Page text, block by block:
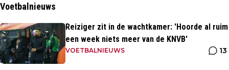
Voetbalnieuws
Reiziger zit in de wachtkamer: 'Hoorde al ruim
een week niets meer van de KNVB'
VOETBALNIEUWS 13